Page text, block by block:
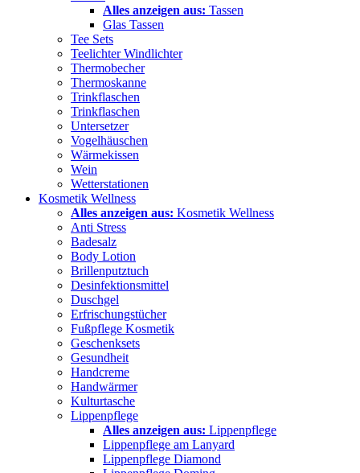
Alles anzeigen aus: Tassen
Glas Tassen
Tee Sets
Teelichter Windlichter
Thermobecher
Thermoskanne
Trinkflaschen
Trinkflaschen
Untersetzer
Vogelhäuschen
Wärmekissen
Wein
Wetterstationen
Kosmetik Wellness
Alles anzeigen aus: Kosmetik Wellness
Anti Stress
Badesalz
Body Lotion
Brillenputztuch
Desinfektionsmittel
Duschgel
Erfrischungstücher
Fußpflege Kosmetik
Geschenksets
Gesundheit
Handcreme
Handwärmer
Kulturtasche
Lippenpflege
Alles anzeigen aus: Lippenpflege
Lippenpflege am Lanyard
Lippenpflege Diamond